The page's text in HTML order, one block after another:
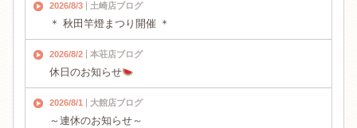
2026/8/3 土崎店ブログ
＊ 秋田竿燈まつり開催 ＊
2026/8/2 本荘店ブログ
休日のお知らせ
2026/8/1 大館店ブログ
～連休のお知らせ～